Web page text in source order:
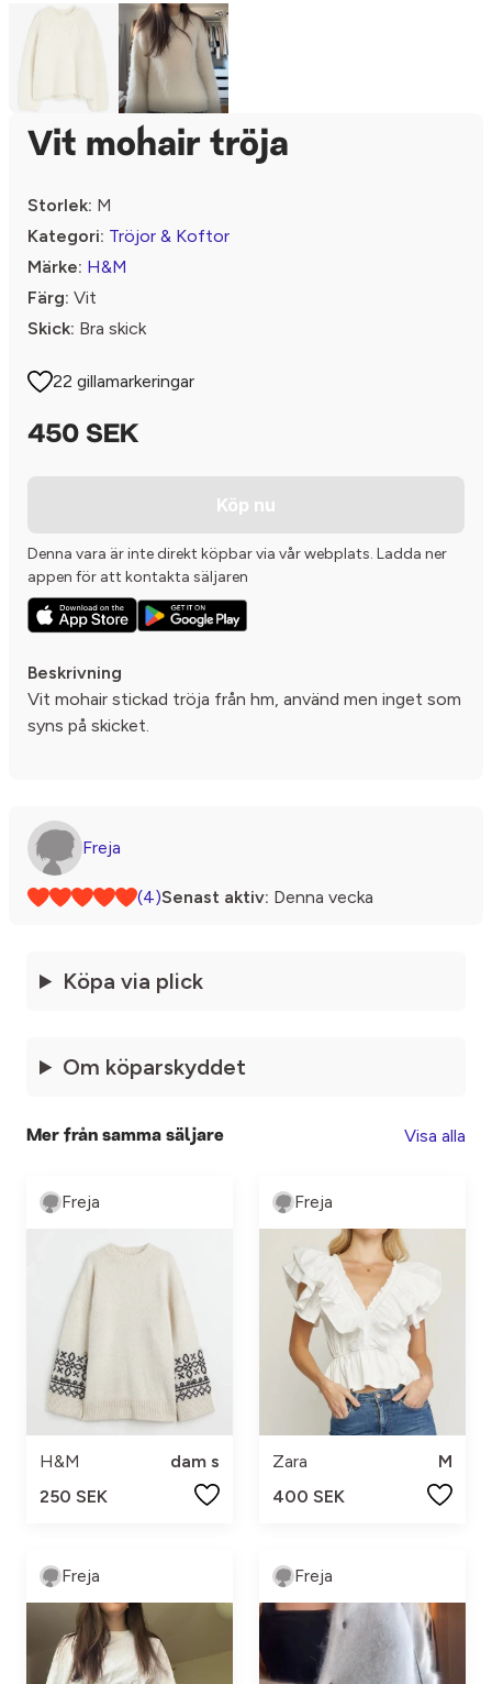
Vit mohair tröja
Storlek: M
Kategori: Tröjor & Koftor
Märke: H&M
Färg: Vit
Skick: Bra skick
22 gillamarkeringar
450 SEK
Köp nu
Denna vara är inte direkt köpbar via vår webplats. Ladda ner
appen för att kontakta säljaren
Beskrivning
Vit mohair stickad tröja från hm, använd men inget som
syns på skicket.
Freja
(4)Senast aktiv: Denna vecka
Köpa via plick
Om köparskyddet
Mer från samma säljare Visa alla
Freja
H&M
dam s
250 SEK
Freja
Zara
M
400 SEK
Freja Freja